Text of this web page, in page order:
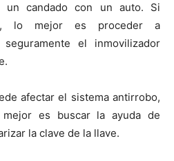
un candado con un auto. Si
lo mejor es proceder a
el inmovilizador
afectar el sistema antirrobo,
es buscar la ayuda de
la clave de la llave.